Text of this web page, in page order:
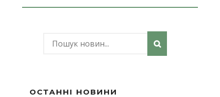
ОСТАННІ НОВИНИ